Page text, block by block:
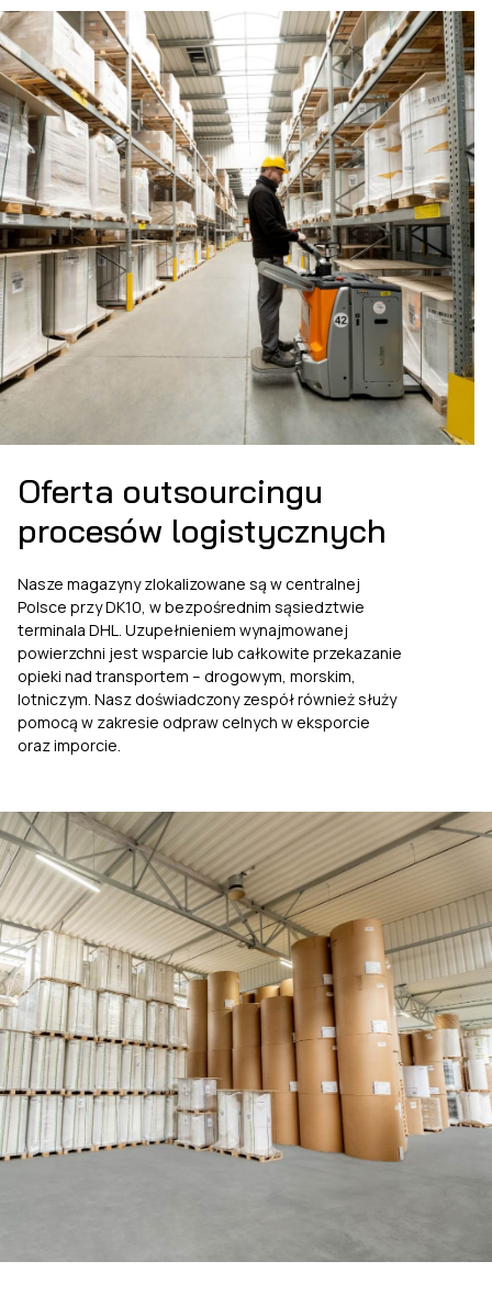
Oferta outsourcingu
procesów logistycznych
Nasze magazyny zlokalizowane są w centralnej
Polsce przy DK10, w bezpośrednim sąsiedztwie
terminala DHL. Uzupełnieniem wynajmowanej
powierzchni jest wsparcie lub całkowite przekazanie
opieki nad transportem – drogowym, morskim,
lotniczym. Nasz doświadczony zespół również służy
pomocą w zakresie odpraw celnych w eksporcie
oraz imporcie.